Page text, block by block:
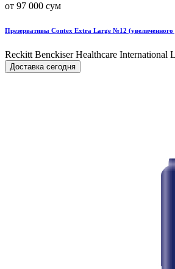
от 97 000 сум
Презервативы Contex Extra Large №12 (увеличенного
Reckitt Benckiser Healthcare International
Доставка сегодня